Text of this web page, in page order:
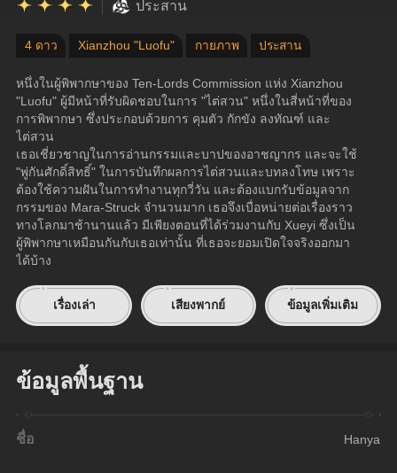
ประสาน
4 ดาว Xianzhou "Luofu" กายภาพ ประสาน
หนึ่งในผู้พิพากษาของ Ten-Lords Commission แห่ง Xianzhou
"Luofu" ผู้มีหน้าที่รับผิดชอบในการ "ไต่สวน" หนึ่งในสี่หน้าที่ของ
การพิพากษา ซึ่งประกอบด้วยการ คุมตัว กักขัง ลงทัณฑ์ และ
ไต่สวน
เธอเชี่ยวชาญในการอ่านกรรมและบาปของอาชญากร และจะใช้
"พู่กันศักดิ์สิทธิ์" ในการบันทึกผลการไต่สวนและบทลงโทษ เพราะ
ต้องใช้ความฝันในการทำงานทุกวี่วัน และต้องแบกรับข้อมูลจาก
กรรมของ Mara-Struck จำนวนมาก เธอจึงเบื่อหน่ายต่อเรื่องราว
ทางโลกมาช้านานแล้ว มีเพียงตอนที่ได้ร่วมงานกับ Xueyi ซึ่งเป็น
ผู้พิพากษาเหมือนกันกับเธอเท่านั้น ที่เธอจะยอมเปิดใจจริงออกมา
ได้บ้าง
เรื่องเล่า เสียงพากย์ ข้อมูลเพิ่มเติม
ข้อมูลพื้นฐาน
ชื่อ Hanya